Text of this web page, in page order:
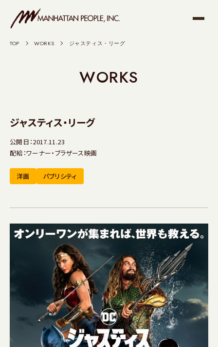
TOP > WORKS > ジャスティス・リーグ
WORKS
ジャスティス・リーグ
公開日：2017.11.23
配給：ワーナー・ブラザース映画
洋画 パブリシティ